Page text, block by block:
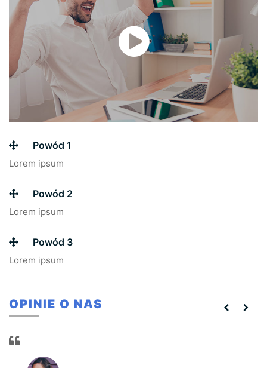
Powód 1
Lorem ipsum
Powód 2
Lorem ipsum
Powód 3
Lorem ipsum
OPINIE O NAS